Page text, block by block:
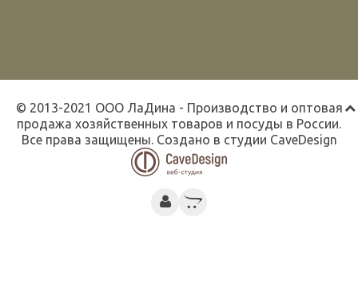
© 2013-2021 ООО ЛаДина - Производство и оптовая
продажа хозяйственных товаров и посуды в России.
Все права защищены. Создано в студии CaveDesign